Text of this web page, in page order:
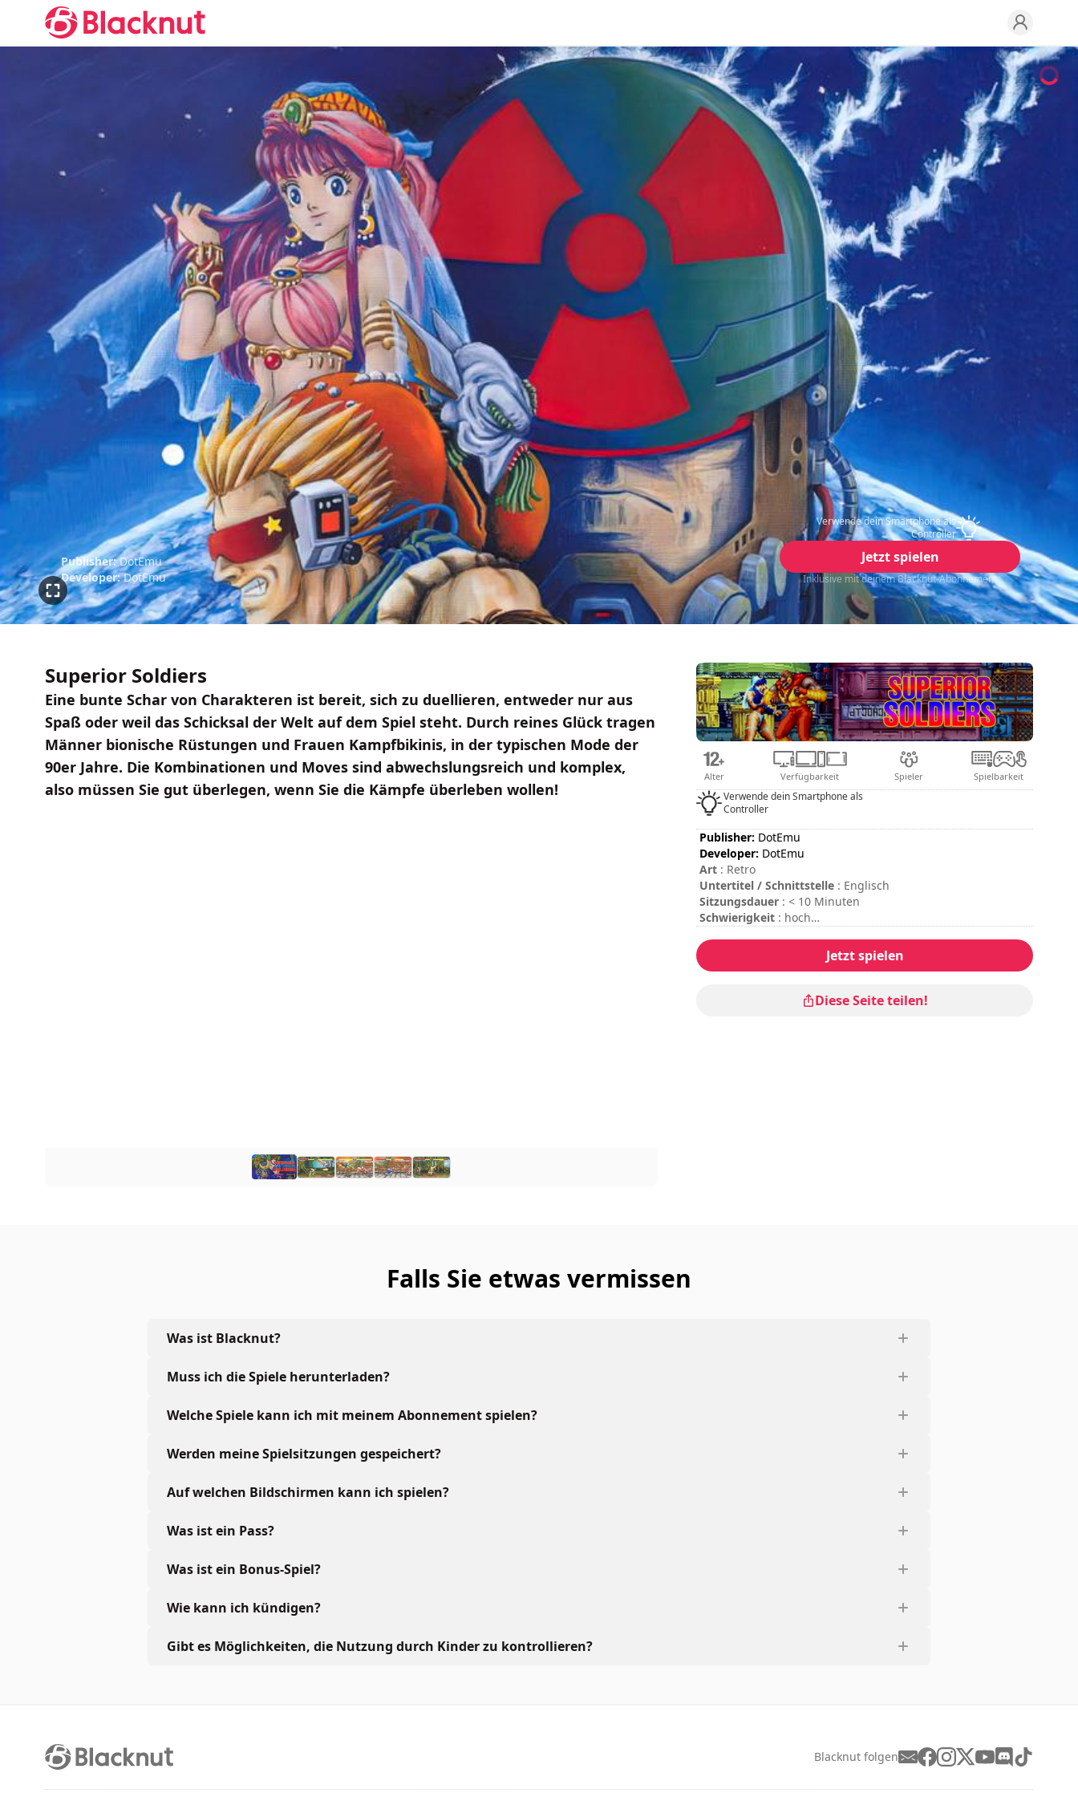
Publisher: DotEmu
Developer: DotEmu
Verwende dein Smartphone als
Controller
Jetzt spielen
Inklusive mit deinem Blacknut-Abonnement
Superior Soldiers
Eine bunte Schar von Charakteren ist bereit, sich zu duellieren, entweder nur aus
Spaß oder weil das Schicksal der Welt auf dem Spiel steht. Durch reines Glück tragen
Männer bionische Rüstungen und Frauen Kampfbikinis, in der typischen Mode der
90er Jahre. Die Kombinationen und Moves sind abwechslungsreich und komplex,
also müssen Sie gut überlegen, wenn Sie die Kämpfe überleben wollen!
Alter Verfügbarkeit Spieler Spielbarkeit
Verwende dein Smartphone als
Controller
Publisher: DotEmu
Developer: DotEmu
Art : Retro
Untertitel / Schnittstelle : Englisch
Sitzungsdauer : < 10 Minuten
Schwierigkeit : hoch
Um Münzen einzuwerfen, drücken Sie bitte die Taste "C" auf
Ihrer Tastatur oder die Taste "Start" auf Ihrem Gamepad.
Jetzt spielen
Diese Seite teilen!
Falls Sie etwas vermissen
Was ist Blacknut?
Muss ich die Spiele herunterladen?
Welche Spiele kann ich mit meinem Abonnement spielen?
Werden meine Spielsitzungen gespeichert?
Auf welchen Bildschirmen kann ich spielen?
Was ist ein Pass?
Was ist ein Bonus-Spiel?
Wie kann ich kündigen?
Gibt es Möglichkeiten, die Nutzung durch Kinder zu kontrollieren?
Blacknut folgen